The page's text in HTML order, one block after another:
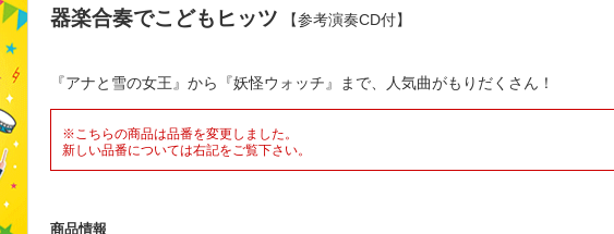
器楽合奏でこどもヒッツ 【参考演奏CD付】
『アナと雪の女王』から『妖怪ウォッチ』まで、人気曲がもりだくさん！
※こちらの商品は品番を変更しました。
新しい品番については右記をご覧下さい。
商品情報